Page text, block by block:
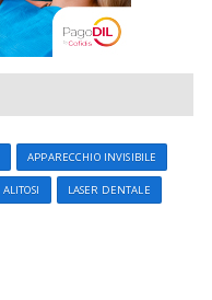
APPARECCHIO INVISIBILE
ALITOSI LASER DENTALE